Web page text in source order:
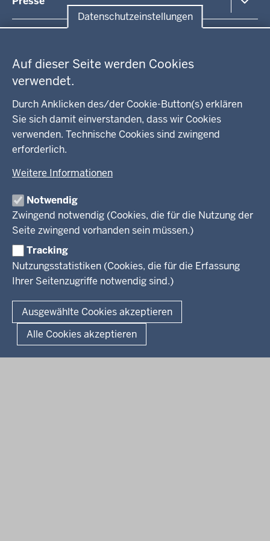
Datenschutzeinstellungen
Auf dieser Seite werden Cookies
verwendet.
Durch Anklicken des/der Cookie-Button(s) erklären
Sie sich damit einverstanden, dass wir Cookies
verwenden. Technische Cookies sind zwingend
erforderlich.
Weitere Informationen
Notwendig
Zwingend notwendig (Cookies, die für die Nutzung der
Seite zwingend vorhanden sein müssen.)
Tracking
Nutzungsstatistiken (Cookies, die für die Erfassung
Ihrer Seitenzugriffe notwendig sind.)
Ausgewählte Cookies akzeptieren
Alle Cookies akzeptieren
Pressemitteilung suchen
WEITERE LINKS
Kreis Lippe
Kreis Paderborn
Kreis Minden-Lübbecke
Kreis Gütersloh
Kreis Höxter
Fußzeile
Impressum Datenschutz